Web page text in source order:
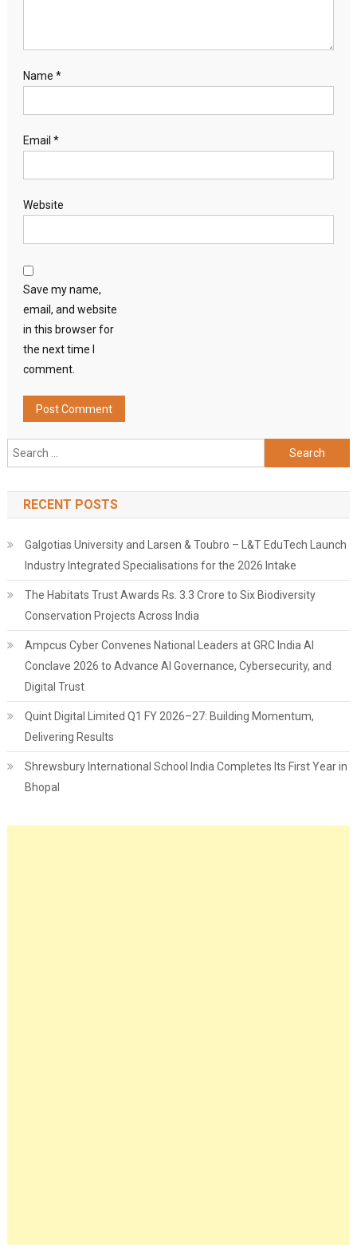
Name *
Email *
Website
Save my name,
email, and website
in this browser for
the next time I
comment.
Search
for:
RECENT POSTS
Galgotias University and Larsen & Toubro – L&T EduTech Launch
Industry Integrated Specialisations for the 2026 Intake
The Habitats Trust Awards Rs. 3.3 Crore to Six Biodiversity
Conservation Projects Across India
Ampcus Cyber Convenes National Leaders at GRC India AI
Conclave 2026 to Advance AI Governance, Cybersecurity, and
Digital Trust
Quint Digital Limited Q1 FY 2026–27: Building Momentum,
Delivering Results
Shrewsbury International School India Completes Its First Year in
Bhopal